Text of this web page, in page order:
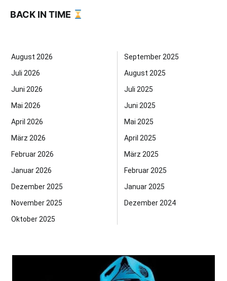
BACK IN TIME
August 2026
Juli 2026
Juni 2026
Mai 2026
April 2026
März 2026
Februar 2026
Januar 2026
Dezember 2025
November 2025
Oktober 2025
September 2025
August 2025
Juli 2025
Juni 2025
Mai 2025
April 2025
März 2025
Februar 2025
Januar 2025
Dezember 2024